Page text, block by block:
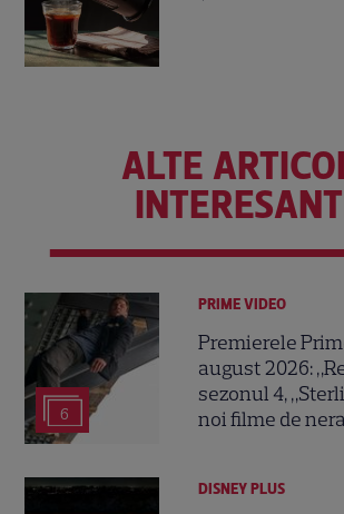
ALTE
6
PRIME VIDEO
Premierele
august 2026:
sezonul 4,
noi filme de
DISNEY PLUS